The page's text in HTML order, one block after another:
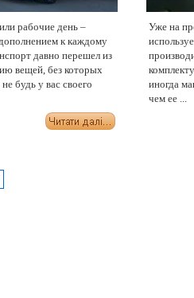
рабочие день –
к каждому
давно перешел из
вещей, без которых
будь у вас своего
Уже на
иногда
чем ее ...